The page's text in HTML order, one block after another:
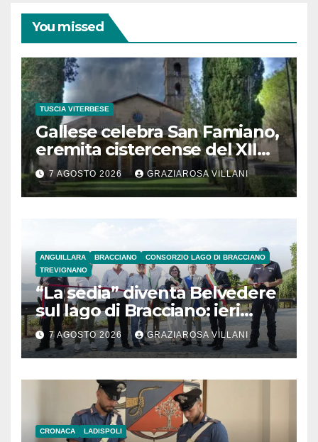
You missed
TUSCIA VITERBESE
Gallese celebra San Famiano,
eremita cistercense del XII
secolo
7 AGOSTO 2026 GRAZIAROSA VILLANI
ANGUILLARA BRACCIANO
CONSORZIO LAGO DI BRACCIANO
TREVIGNANO
“La sedia” diventa Belvedere
sul lago di Bracciano: ieri
l’inaugurazione
7 AGOSTO 2026 GRAZIAROSA VILLANI
CRONACA LADISPOLI